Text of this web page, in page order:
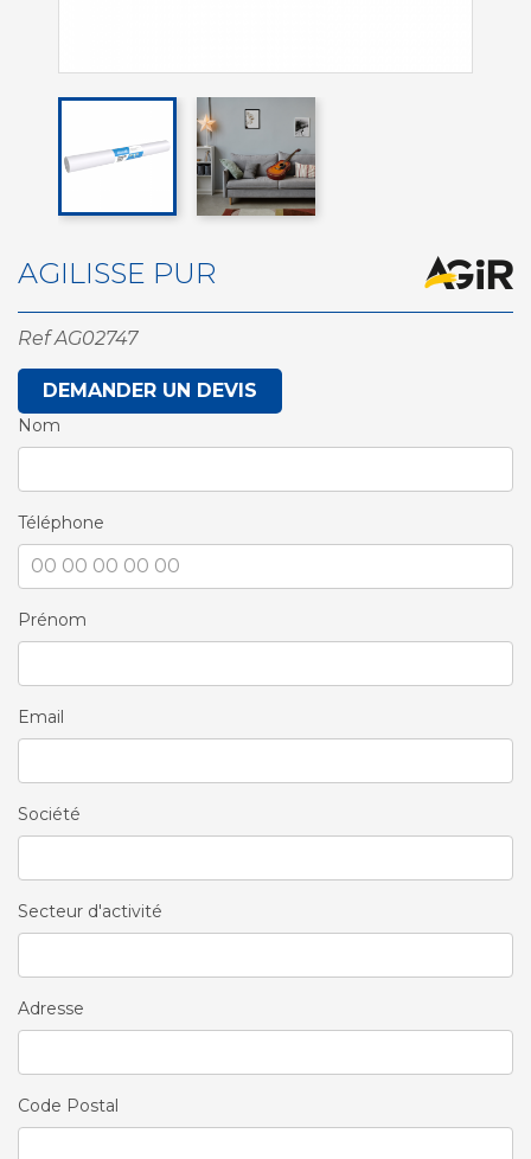
AGILISSE PUR
Ref AG02747
DEMANDER UN DEVIS
Nom
Téléphone
Prénom
Email
Société
Secteur d'activité
Adresse
Code Postal